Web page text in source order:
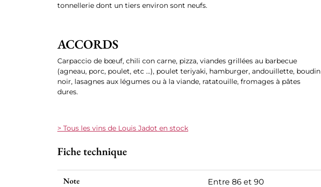
tonnellerie dont un tiers environ sont neufs.
ACCORDS
Carpaccio de bœuf, chili con carne, pizza, viandes grillées au barbecue
(agneau, porc, poulet, etc ...), poulet teriyaki, hamburger, andouillette, boudin
noir, lasagnes aux légumes ou à la viande, ratatouille, fromages à pâtes
dures.
> Tous les vins de Louis Jadot en stock
Fiche technique
Note Entre 86 et 90